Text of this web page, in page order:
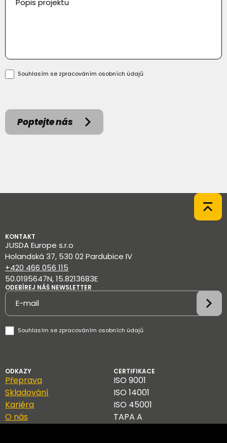
Souhlasím se zpracováním osobních údajů
Poptejte nás
KONTAKT
JUSDA Europe s.r.o
Holandská 37, 530 02 Pardubice IV
+420 466 056 115
50.0195647N, 15.8213683E
ODEBÍREJ NÁŠ NEWSLETTER
Newsletter
Souhlasím se zpracováním osobních údajů
ODKAZY
Přeprava
Skladování
Kariéra
O nás
CERTIFIKACE
ISO 9001
ISO 14001
ISO 45001
TAPA A